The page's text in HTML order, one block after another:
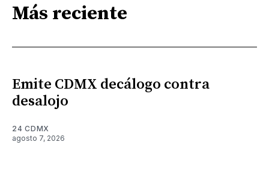
Más reciente
Emite CDMX decálogo contra
desalojo
24 CDMX
agosto 7, 2026